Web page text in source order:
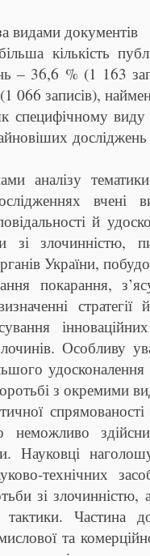
видами документів
кількість
– 36,6 % (1 163
066 записів),
специфічному виду
аналізу
вчені
й
зі злочинністю,
України,
покарання,
стратегії
Особливу
удосконалення
з окремими
неможливо
Науковці
технічних
зі злочинністю,
тактики. Частина
та